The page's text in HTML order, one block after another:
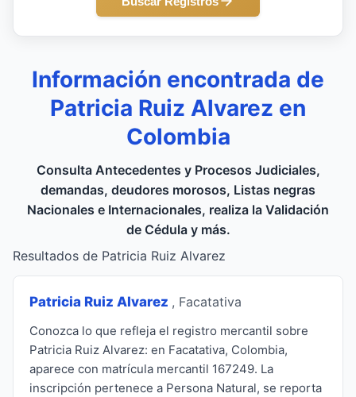
Información encontrada de
Patricia Ruiz Alvarez en
Colombia
Consulta Antecedentes y Procesos Judiciales,
demandas, deudores morosos, Listas negras
Nacionales e Internacionales, realiza la Validación
de Cédula y más.
Resultados de Patricia Ruiz Alvarez
Patricia Ruiz Alvarez , Facatativa
Conozca lo que refleja el registro mercantil sobre
Patricia Ruiz Alvarez: en Facatativa, Colombia,
aparece con matrícula mercantil 167249. La
inscripción pertenece a Persona Natural, se reporta